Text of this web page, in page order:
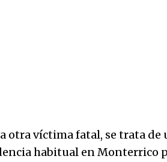
otra víctima fatal, se trata de
habitual en Monterrico